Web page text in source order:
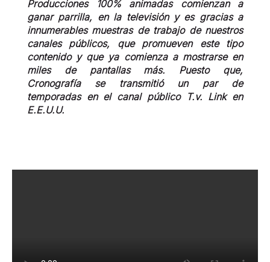
Producciones 100% animadas comienzan a
ganar parrilla, en la televisión y es gracias a
innumerables muestras de trabajo de nuestros
canales públicos, que promueven este tipo
contenido y que ya comienza a mostrarse en
miles de pantallas más. Puesto que,
Cronografía se transmitió un par de
temporadas en el canal público T.v. Link en
E.E.U.U.